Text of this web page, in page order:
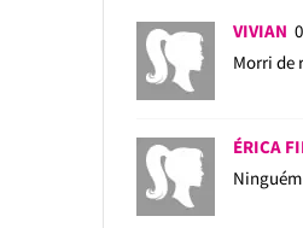
VIVIAN
Morri de
ÉRICA